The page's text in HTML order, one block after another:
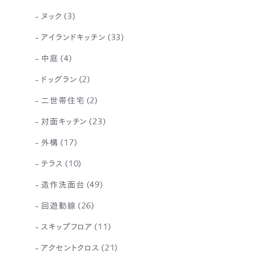
ヌック (3)
アイランドキッチン (33)
中庭 (4)
ドッグラン (2)
二世帯住宅 (2)
対面キッチン (23)
外構 (17)
テラス (10)
造作洗面台 (49)
回遊動線 (26)
スキップフロア (11)
アクセントクロス (21)